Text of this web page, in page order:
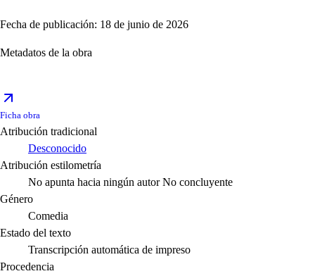
Fecha de publicación: 18 de junio de 2026
Metadatos de la obra
Ficha obra
Atribución tradicional
Desconocido
Atribución estilometría
No apunta hacia ningún autor No concluyente
Género
Comedia
Estado del texto
Transcripción automática de impreso
Procedencia